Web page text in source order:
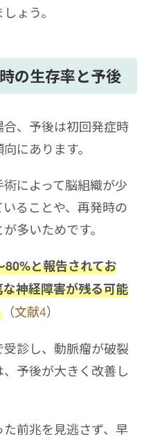
ょう。
の生存率と予後
、予後は初回発症時
にあります。
によって脳組織が少
ることや、再発時の
多いためです。
と報告されてお
神経障害が残る可能
（文献4）
診し、動脈瘤が破裂
予後が大きく改善し
前兆を見逃さず、早